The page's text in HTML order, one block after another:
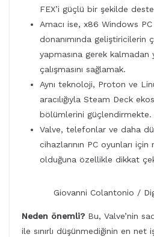
FEX’i güçlü bir şekilde
Amacı ise, x86 Windows PC
donanımında geliştiricilerin
yapmasına gerek kalmadan
çalışmasını sağlamak.
Aynı teknoloji, Proton ve
aracılığıyla Steam Deck
bölümlerini güçlendirmekte.
Valve, telefonlar ve daha
cihazlarının PC oyunları
olduğuna özellikle dikkat
Giovanni Colantonio /
Neden önemli? Bu, Valve’nin
ile sınırlı düşünmediğinin en net